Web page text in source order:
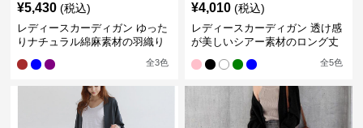
¥5,430 (税込)
レディースカーディガン ゆった
りナチュラル綿麻素材の羽織り
全3色
¥4,010 (税込)
レディースカーディガン 透け感
が美しいシアー素材のロング丈
全5色